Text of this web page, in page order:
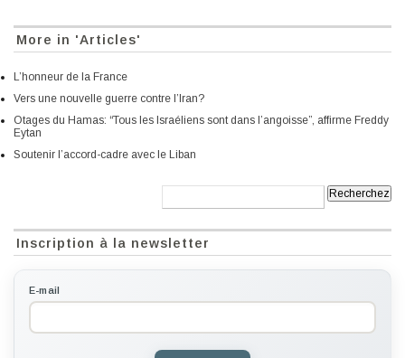
More in 'Articles'
L’honneur de la France
Vers une nouvelle guerre contre l’Iran?
Otages du Hamas: “Tous les Israéliens sont dans l’angoisse”, affirme Freddy
Eytan
Soutenir l’accord-cadre avec le Liban
Inscription à la newsletter
E-mail